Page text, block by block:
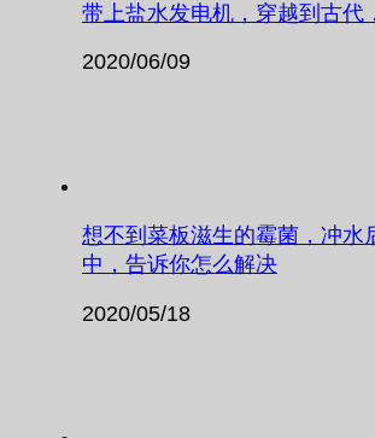
带上盐水发电机，穿越到古代
2020/06/09
想不到菜板滋生的霉菌，冲水
中，告诉你怎么解决
2020/05/18